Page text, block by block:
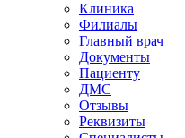
Клиника
Филиалы
Главный врач
Документы
Пациенту
ДМС
Отзывы
Реквизиты